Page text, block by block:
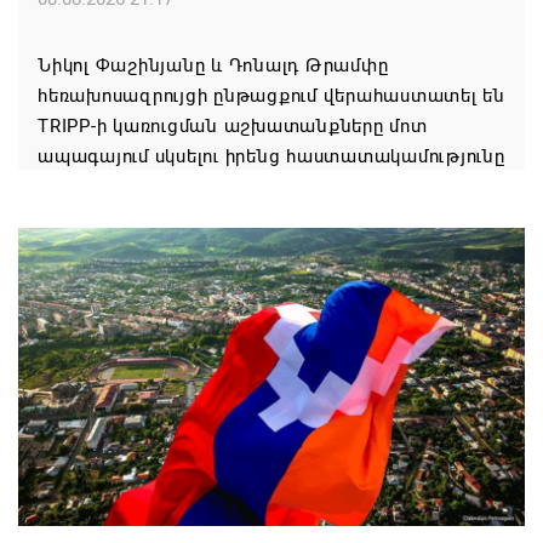
Նիկոլ Փաշինյանը և Դոնալդ Թրամփը
հեռախոսազրույցի ընթացքում վերահաստատել են
TRIPP-ի կառուցման աշխատանքները մոտ
ապագայում սկսելու իրենց հաստատակամությունը
Փաշինյանն ու Ալիևը հեռախոսազրույց են ունեցել․
քննարկվել է TRIPP երթուղու նախագծի
իրականացումը
08.08.2026 12:32
Մաքսիմ Հակոբյանն այսօր կդառնար 77
տարեկան
08.08.2026 09:40